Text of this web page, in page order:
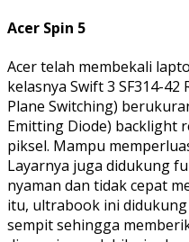
Acer Spin 5
Acer telah membekali
kelasnya Swift 3 SF314-42
Plane Switching)
Emitting Diode) backlight
piksel. Mampu
Layarnya juga didukung
nyaman dan tidak cepat
itu, ultrabook ini
sempit sehingga